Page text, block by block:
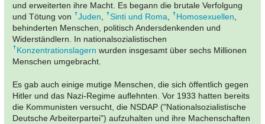
und erweiterten ihre Macht. Es begann die brutale Verfolgung
und Tötung von
Juden, Sinti und Roma, Homosexuellen,
behinderten Menschen, politisch Andersdenkenden und
Widerständlern. In nationalsozialistischen
Konzentrationslagern wurden insgesamt über sechs Millionen
Menschen umgebracht.
Es gab auch einige mutige Menschen, die sich öffentlich gegen
Hitler und das Nazi-Regime auflehnten. Vor 1933 hatten bereits
die Kommunisten versucht, die NSDAP ("Nationalsozialistische
Deutsche Arbeiterpartei") aufzuhalten und ihre Machenschaften